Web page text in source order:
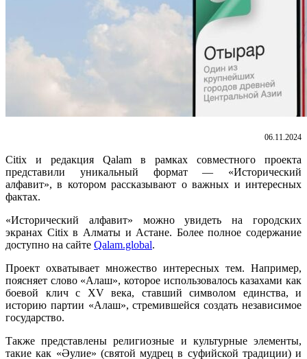
06.11.2024
Citix и редакция Qalam в рамках совместного проекта
представили уникальный формат — «Исторический
алфавит», в котором рассказывают о важных и интересных
фактах.
«Исторический алфавит» можно увидеть на городских
экранах Citix в Алматы и Астане. Более полное содержание
доступно на сайте Qalam.global.
Проект охватывает множество интересных тем. Например,
поясняет слово «Алаш», которое использовалось казахами как
боевой клич с XV века, ставший символом единства, и
историю партии «Алаш», стремившейся создать независимое
государство.
Также представлены религиозные и культурные элементы,
такие как «Әулие» (святой мудрец в суфийской традиции) и